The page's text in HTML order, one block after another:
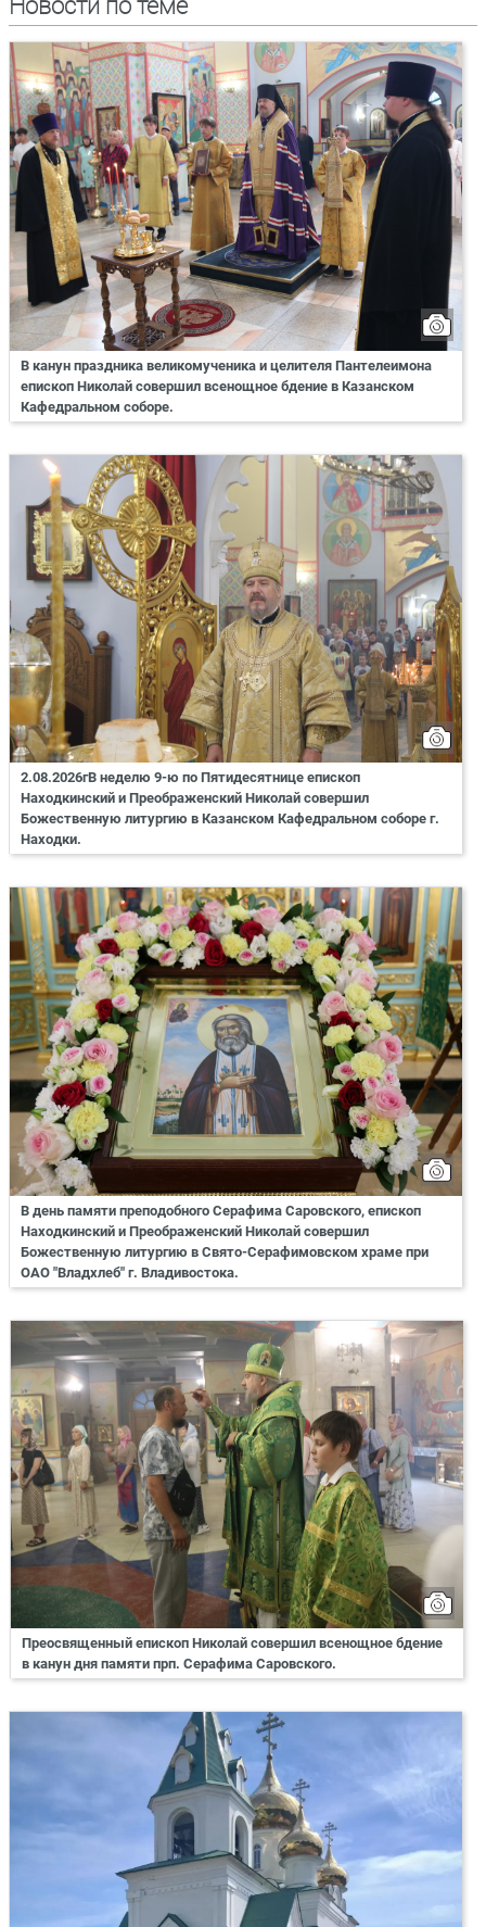
Новости по теме
В канун праздника великомученика и целителя Пантелеимона
епископ Николай совершил всенощное бдение в Казанском
Кафедральном соборе.
2.08.2026гВ неделю 9-ю по Пятидесятнице епископ
Находкинский и Преображенский Николай совершил
Божественную литургию в Казанском Кафедральном соборе г.
Находки.
В день памяти преподобного Серафима Саровского, епископ
Находкинский и Преображенский Николай совершил
Божественную литургию в Свято-Серафимовском храме при
ОАО "Владхлеб" г. Владивостока.
Преосвященный епископ Николай совершил всенощное бдение
в канун дня памяти прп. Серафима Саровского.